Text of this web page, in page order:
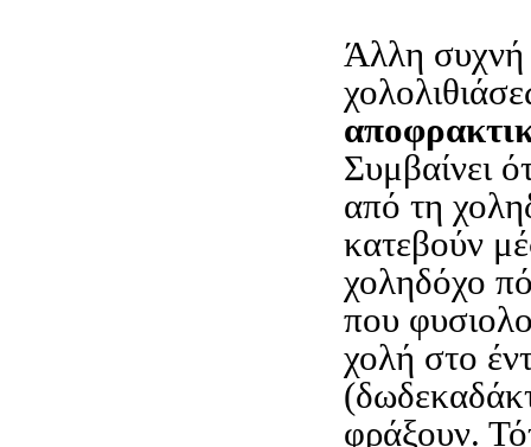
Άλλη συχνή
Συμβαίνει
από τη
κατεβούν
χοληδόχο
που
χολή στο
φράξουν.